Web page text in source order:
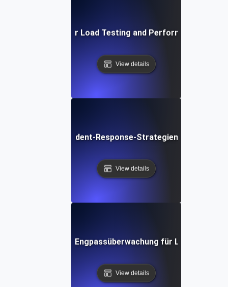
Proactive Alerts for Load Testing and Performance
View details
Schnelle Incident-Response-Strategien im Lasttest
View details
Echtzeit-Engpassüberwachung für Lasttests
View details